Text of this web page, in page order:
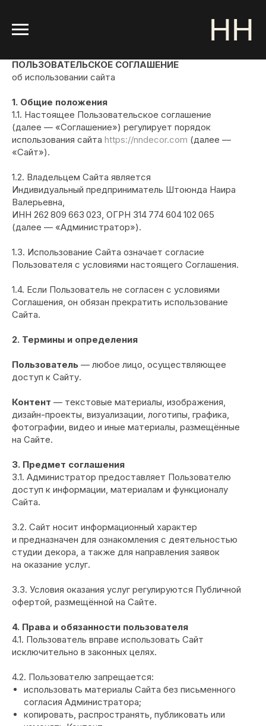
НН
ПОЛЬЗОВАТЕЛЬСКОЕ СОГЛАШЕНИЕ
об использовании сайта
1. Общие положения
1.1. Настоящее Пользовательское соглашение
(далее — «Соглашение») регулирует порядок
использования сайта https://nndecor.com (далее —
«Сайт»).
1.2. Владельцем Сайта является
Индивидуальный предприниматель Штоюнда Наира
Валерьевна,
ИНН 262 809 663 023, ОГРН 314 774 604 102 065
(далее — «Администратор»).
1.3. Использование Сайта означает согласие
Пользователя с условиями настоящего Соглашения.
1.4. Если Пользователь не согласен с условиями
Соглашения, он обязан прекратить использование
Сайта.
2. Термины и определения
Пользователь — любое лицо, осуществляющее
доступ к Сайту.
Контент — текстовые материалы, изображения,
дизайн-проекты, визуализации, логотипы, графика,
фотографии, видео и иные материалы, размещённые
на Сайте.
3. Предмет соглашения
3.1. Администратор предоставляет Пользователю
доступ к информации, материалам и функционалу
Сайта.
3.2. Сайт носит информационный характер
и предназначен для ознакомления с деятельностью
студии декора, а также для направления заявок
на оказание услуг.
3.3. Условия оказания услуг регулируются Публичной
офертой, размещённой на Сайте.
4. Права и обязанности пользователя
4.1. Пользователь вправе использовать Сайт
исключительно в законных целях.
4.2. Пользователю запрещается:
использовать материалы Сайта без письменного
согласия Администратора;
копировать, распространять, публиковать или